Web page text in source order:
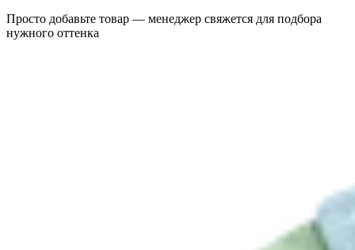
Просто добавьте товар — менеджер свяжется для подбора
нужного оттенка